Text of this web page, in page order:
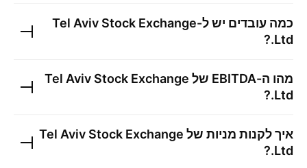
כמה עובדים יש ל-Tel Aviv Stock Exchange
Ltd.
?
מהו ה-EBITDA של
Tel Aviv Stock Exchange
Ltd.
?
איך לקנות מניות של Tel Aviv Stock Exchange
Ltd.
?